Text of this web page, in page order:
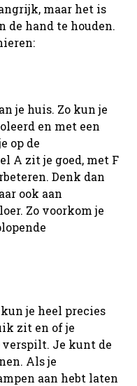
maar het is
de hand te houden.
je huis. Zo kun je
en met een
op de
A zit je goed, met F
Denk dan
ook aan
Zo voorkom je
je heel precies
zit en of je
verspilt. Je kunt de
Als je
aan hebt laten